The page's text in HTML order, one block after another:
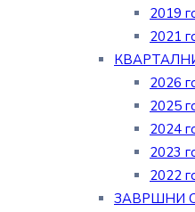
2019
2021
2026
2025
2024
2023
2022
ЗАВРШНИ